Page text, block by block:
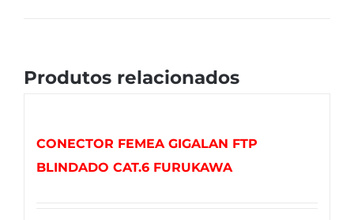
Produtos relacionados
CONECTOR FEMEA GIGALAN FTP
BLINDADO CAT.6 FURUKAWA